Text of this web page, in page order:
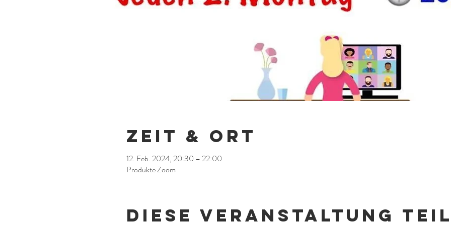
Zeit & Ort
12. Feb. 2024, 20:30 – 22:00
Produkte Zoom
Diese Veranstaltung